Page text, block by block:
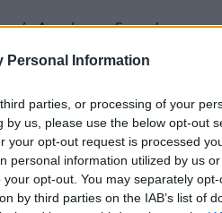
Personal Information
parties, or processing of your
us, please use the below opt-out
your opt-out request is processed
personal information utilized by us
opt-out. You may separately
by third parties on the IAB’s list of
Δεν έχουν δεχτεί
H επιλογή να
σε απόδοση 4.18 στη
βρίσκεται για
στους «32» και άφησε
δεν μπόρεσε να